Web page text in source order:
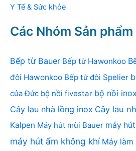
Y Tế & Sức khỏe
Các Nhóm Sản phẩm
Bếp từ Bauer Bếp từ Hawonkoo
đôi Hawonkoo Bếp từ đôi Spelier
của Đức bộ nồi fivestar bộ nồi inox
Cây lau nhà lồng inox Cây lau
Kalpen Máy hút mùi Bauer máy
máy hút ẩm không khí Máy